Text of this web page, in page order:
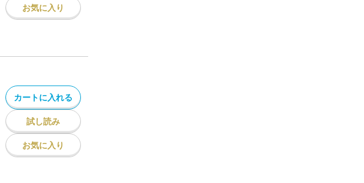
お気に入り
カートに入れる
試し読み
お気に入り